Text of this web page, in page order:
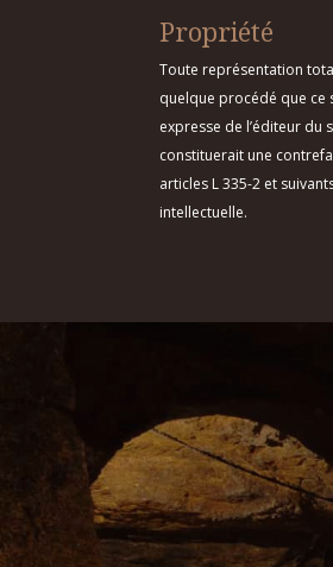
Propriété
Toute représentation
quelque procédé que ce
expresse de l’éditeur du
constituerait une
articles L 335-2 et
intellectuelle.